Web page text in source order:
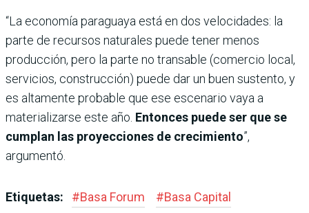
“La economía paraguaya está en dos velocidades: la
parte de recursos naturales puede tener menos
producción, pero la parte no transable (comercio local,
servicios, construcción) puede dar un buen sustento, y
es altamente probable que ese escenario vaya a
materializarse este año. Entonces puede ser que se
cumplan las proyecciones de crecimiento”,
argumentó.
Etiquetas: #Basa Forum #Basa Capital